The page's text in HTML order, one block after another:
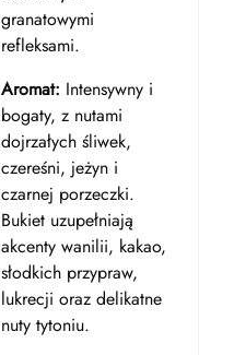
granatowymi
refleksami.
Aromat: Intensywny i
bogaty, z nutami
dojrzałych śliwek,
czereśni, jeżyn i
czarnej porzeczki.
Bukiet uzupełniają
akcenty wanilii, kakao,
słodkich przypraw,
lukrecji oraz delikatne
nuty tytoniu.